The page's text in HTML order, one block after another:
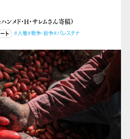
メド・H・サレムさん寄稿）
ト #人権#戦争・紛争#パレスチナ